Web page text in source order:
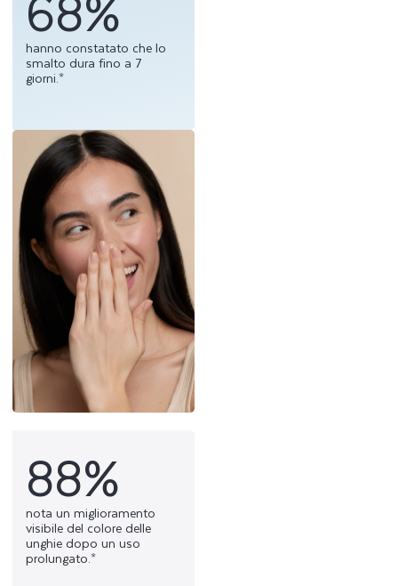
hanno constatato che lo
smalto dura fino a 7
giorni.*
88%
nota un miglioramento
visibile del colore delle
unghie dopo un uso
prolungato.*